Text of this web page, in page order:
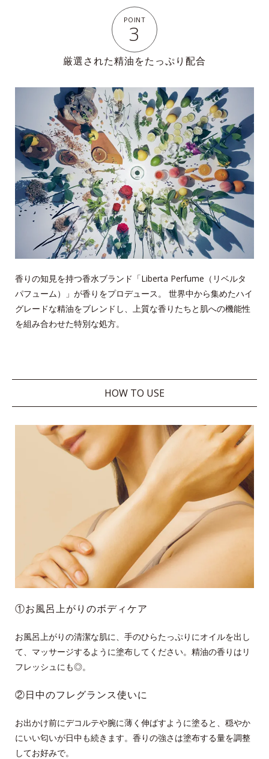
POINT
3
厳選された精油をたっぷり配合
香りの知見を持つ香水ブランド「Liberta Perfume（リベルタ
パフューム）」が香りをプロデュース。
世界中から集めたハイ
グレードな精油をブレンドし、上質な香りたちと肌への機能性
を組み合わせた特別な処方。
HOW TO USE
①お風呂上がりのボディケア
お風呂上がりの清潔な肌に、手のひらたっぷりにオイルを出し
て、マッサージするように塗布してください。精油の香りはリ
フレッシュにも◎。
②日中のフレグランス使いに
お出かけ前にデコルテや腕に薄く伸ばすように塗ると、穏やか
にいい匂いが日中も続きます。香りの強さは塗布する量を調整
してお好みで。